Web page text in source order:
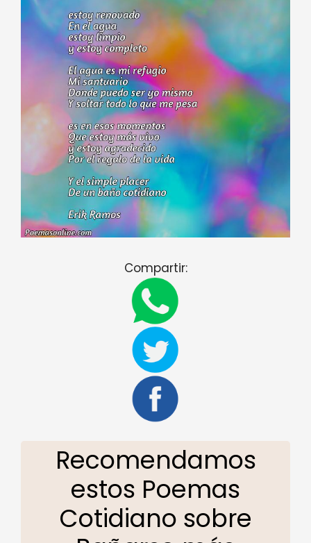
Compartir:
Recomendamos
estos Poemas
Cotidiano sobre